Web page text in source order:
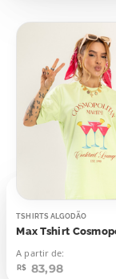
TSHIRTS ALGODÃO
A partir de:
R$ 83,98